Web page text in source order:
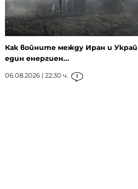
Как войните между Иран и
един енергиен...
06.08.2026 | 22:30 ч. 1